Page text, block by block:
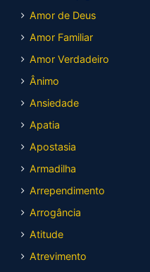
Amor de Deus
Amor Familiar
Amor Verdadeiro
Ânimo
Ansiedade
Apatia
Apostasia
Armadilha
Arrependimento
Arrogância
Atitude
Atrevimento